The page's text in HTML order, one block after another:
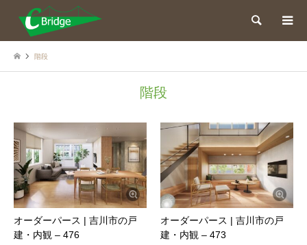
検索
階段
階段
オーダーパース | 吉川市の戸
建・内観 – 476
オーダーパース | 吉川市の戸
建・内観 – 473